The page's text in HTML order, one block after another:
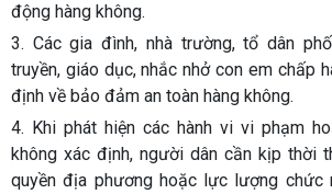
động hàng không.
3. Các gia đình, nhà trường, tổ dân
truyền, giáo dục, nhắc nhở con em chấp
định về bảo đảm an toàn hàng không.
4. Khi phát hiện các hành vi vi phạm
không xác định, người dân cần kịp thời
quyền địa phương hoặc lực lượng